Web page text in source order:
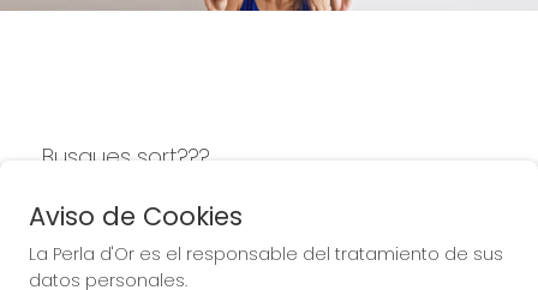
Busques sort???
LA PERLA D'OR
Aviso de Cookies
La Perla d'Or es el responsable del tratamiento de sus
datos personales.